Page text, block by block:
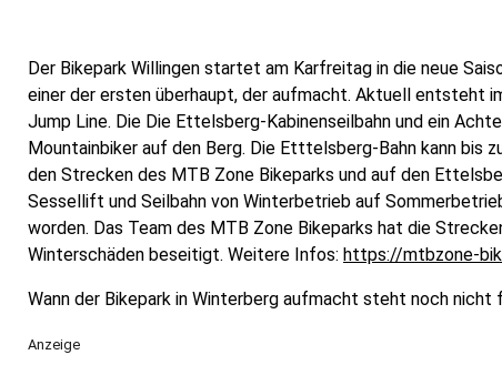
Der Bikepark Willingen startet am Karfreitag in die neue
einer der ersten überhaupt, der aufmacht. Aktuell entsteht
Jump Line. Die Die Ettelsberg-Kabinenseilbahn und ein
Mountainbiker auf den Berg. Die Etttelsberg-Bahn kann bis
den Strecken des MTB Zone Bikeparks und auf den
Sessellift und Seilbahn von Winterbetrieb auf
worden. Das Team des MTB Zone Bikeparks hat die
Winterschäden beseitigt. Weitere Infos: https://mtbzone-
Wann der Bikepark in Winterberg aufmacht steht noch nicht
Anzeige